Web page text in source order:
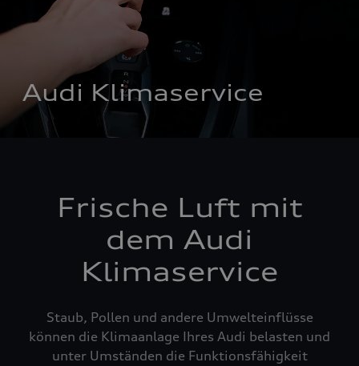
Audi Klimaservice
Frische Luft mit
dem Audi
Klimaservice
Staub, Pollen und andere Umwelteinflüsse
können die Klimaanlage Ihres Audi belasten und
unter Umständen die Funktionsfähigkeit